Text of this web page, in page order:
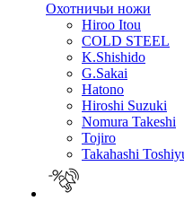
Охотничьи ножи
Hiroo Itou
COLD STEEL
K.Shishido
G.Sakai
Hatono
Hiroshi Suzuki
Nomura Takeshi
Tojiro
Takahashi